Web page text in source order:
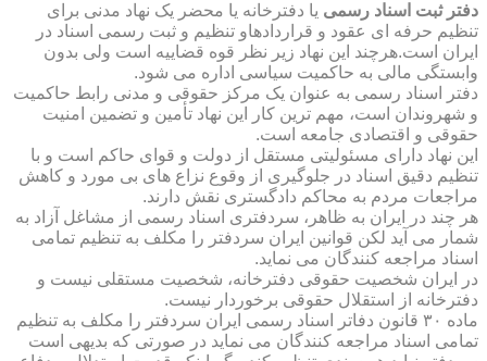
دفتر ثبت اسناد رسمی یا دفترخانه یا محضر یک نهاد مدنی برای
تنظیم حرفه ای عقود و قراردادهاو تنظیم و ثبت رسمی اسناد در
ایران است.هرچند این نهاد زیر نظر قوه قضاییه است ولی بدون
وابستگی مالی به حاکمیت سیاسی اداره می شود.
دفتر اسناد رسمی به عنوان یک مرکز حقوقی و مدنی رابط حاکمیت
و شهروندان است، مهم ترین کار این نهاد تأمین و تضمین امنیت
حقوقی و اقتصادی جامعه است.
این نهاد دارای مسئولیتی مستقل از دولت و قوای حاکم است و با
تنظیم دقیق اسناد در جلوگیری از وقوع نزاع های بی مورد و کاهش
مراجعات مردم به محاکم دادگستری نقش دارند.
هر چند در ایران به ظاهر، سردفتری اسناد رسمی از مشاغل آزاد به
شمار می آید لکن قوانین ایران سردفتر را مکلف به تنظیم تمامی
اسناد مراجعه کنندگان می نماید.
در ایران شخصیت حقوقی دفترخانه، شخصیت مستقلی نیست و
دفترخانه از استقلال حقوقی برخوردار نیست.
ماده ۳۰ قانون دفاتر اسناد رسمی ایران سردفتر را مکلف به تنظیم
تمامی اسناد مراجعه کنندگان می نماید در صورتی که بدیهی است